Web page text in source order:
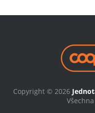
Copyright © 2026